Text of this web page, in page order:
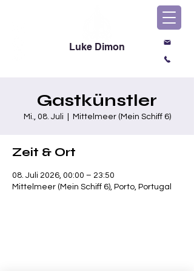
Luke Dimon
Gastkünstler
Mi., 08. Juli Mittelmeer (Mein Schiff 6)
Zeit & Ort
08. Juli 2026, 00:00 – 23:50
Mittelmeer (Mein Schiff 6), Porto, Portugal